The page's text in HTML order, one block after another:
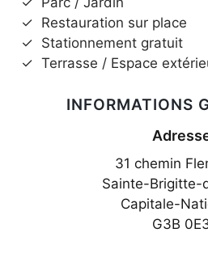
✓ Restauration sur place
✓ Stationnement gratuit
✓ Terrasse / Espace
INFORMATIONS
31 chemin
Sainte-Brigitte-
Capitale-
G3B